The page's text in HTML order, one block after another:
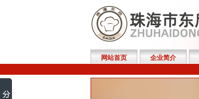
网站首页 企业简介